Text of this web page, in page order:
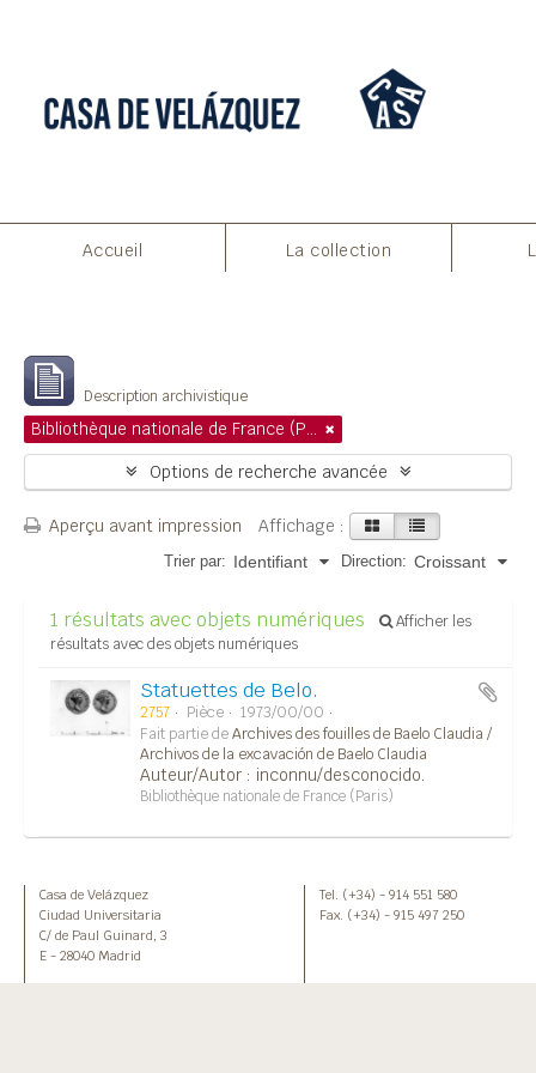
Accueil La collection
Description archivistique
Bibliothèque nationale de France (Paris)
Options de recherche avancée
Aperçu avant impression Affichage :
Trier par: Identifiant Direction: Croissant
1 résultats avec objets numériques
Afficher les
résultats avec des objets numériques
Statuettes de Belo.
2757 Pièce
1973/00/00
Fait partie deArchives des fouilles de Baelo Claudia /
Archivos de la excavación de Baelo Claudia
Auteur/Autor : inconnu/desconocido.
Bibliothèque nationale de France (Paris)
Casa de Velázquez
Ciudad Universitaria
C/ de Paul Guinard, 3
E - 28040 Madrid
Tel. (+34) - 914 551 580
Fax. (+34) - 915 497 250